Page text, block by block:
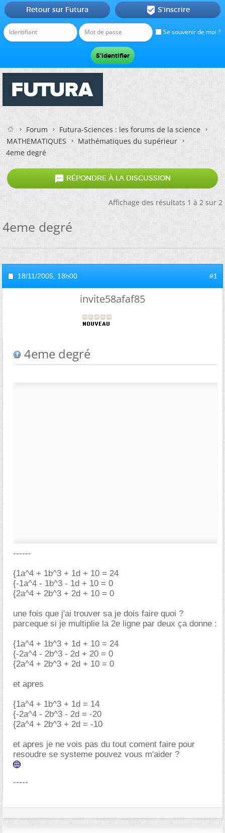
Se souvenir de moi ?
Retour sur Futura  S'inscrire
Forum
Futura-Sciences : les forums de la science
MATHEMATIQUES
Mathématiques du supérieur
4eme degré
 RÉPONDRE À LA DISCUSSION
Affichage des résultats 1 à 2 sur 2
4eme degré
18/11/2005, 18h00 #1
invite58afaf85
4eme degré
------
{1a^4 + 1b^3 + 1d + 10 = 24
{-1a^4 - 1b^3 - 1d + 10 = 0
{2a^4 + 2b^3 + 2d + 10 = 0
une fois que j'ai trouver sa je dois faire quoi ?
parceque si je multiplie la 2e ligne par deux ça donne :
{1a^4 + 1b^3 + 1d + 10 = 24
{-2a^4 - 2b^3 - 2d + 20 = 0
{2a^4 + 2b^3 + 2d + 10 = 0
et apres
{1a^4 + 1b^3 + 1d = 14
{-2a^4 - 2b^3 - 2d = -20
{2a^4 + 2b^3 + 2d = -10
et apres je ne vois pas du tout coment faire pour
resoudre se systeme pouvez vous m'aider ?
-----